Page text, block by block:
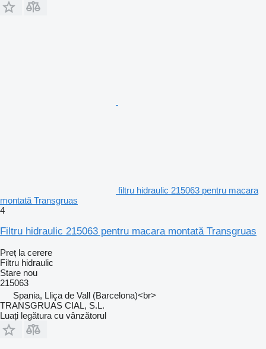
filtru hidraulic 215063 pentru macara
montată Transgruas
4
Filtru hidraulic 215063 pentru macara montată Transgruas
Preț la cerere
Filtru hidraulic
Stare nou
215063
Spania, Lliça de Vall (Barcelona)<br>
TRANSGRUAS CIAL, S.L.
Luați legătura cu vânzătorul